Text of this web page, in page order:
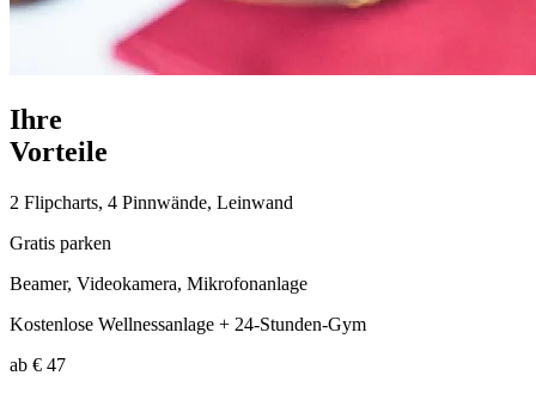
Ihre
Vorteile
2 Flipcharts, 4 Pinnwände, Leinwand
Gratis parken
Beamer, Videokamera, Mikrofonanlage
Kostenlose Wellnessanlage + 24-Stunden-Gym
ab € 47